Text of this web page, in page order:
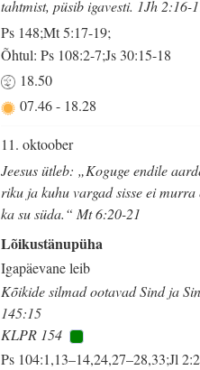
tahtmist, püsib igavesti. 1Jh 2:16-
Ps 148;Mt 5:17-19;
Õhtul: Ps 108:2-7;Js 30:15-18
18.50
07.46- 18.28
11. oktoober
Jeesus ütleb: „Koguge endile
riku ja kuhu vargad sisse ei murra
ka su süda.“ Mt 6:20-21
Lõikustänupüha
Igapäevane leib
Kõikide silmad ootavad Sind ja
145:15
KLPR 154
Ps 104:1,13–14,24,27–28,33;Jl